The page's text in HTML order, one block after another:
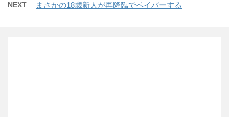
NEXT まさかの18歳新人が再降臨でペイバーする